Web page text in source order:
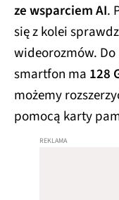
ze wsparciem AI.
się z kolei
wideorozmów.
smartfon ma 128
możemy
pomocą karty